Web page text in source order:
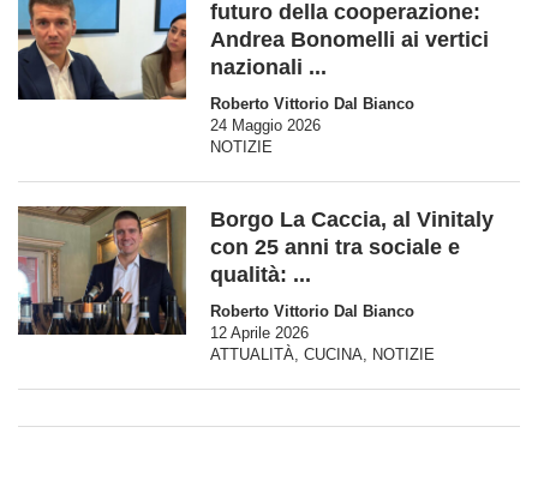
futuro della cooperazione:
Andrea Bonomelli ai vertici
nazionali ...
Roberto Vittorio Dal Bianco
24 Maggio 2026
NOTIZIE
Borgo La Caccia, al Vinitaly
con 25 anni tra sociale e
qualità: ...
Roberto Vittorio Dal Bianco
12 Aprile 2026
ATTUALITÀ, CUCINA, NOTIZIE